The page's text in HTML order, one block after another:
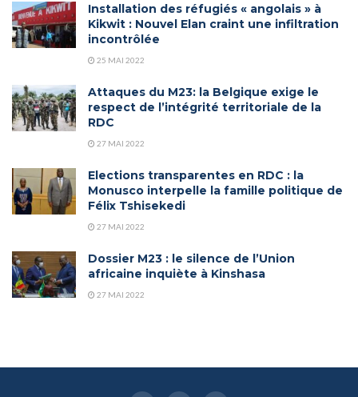
Installation des réfugiés « angolais » à
Kikwit : Nouvel Elan craint une infiltration
incontrôlée
25 MAI 2022
Attaques du M23: la Belgique exige le
respect de l’intégrité territoriale de la
RDC
27 MAI 2022
Elections transparentes en RDC : la
Monusco interpelle la famille politique de
Félix Tshisekedi
27 MAI 2022
Dossier M23 : le silence de l’Union
africaine inquiète à Kinshasa
27 MAI 2022